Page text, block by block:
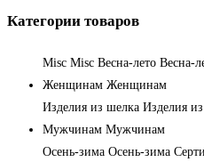
Категории товаров
Misc Misc Весна-лето Весна-
Женщинам Женщинам
Изделия из шелка Изделия
Мужчинам Мужчинам
Осень-зима Осень-зима